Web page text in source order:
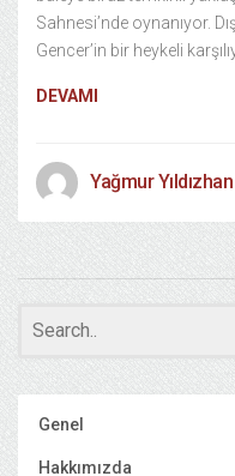
Sahnesi’nde oynanıyor.
Gencer’in bir heykeli
DEVAMI
Yağmur Yıldızhan
Genel
Hakkımızda